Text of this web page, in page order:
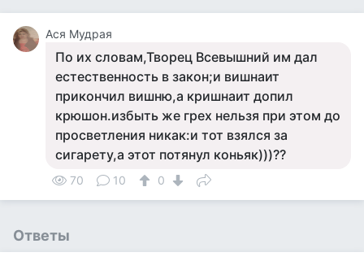
Ася Мудрая
По их словам,Творец Всевышний им дал
естественность в закон;и вишнаит
прикончил вишню,а кришнаит допил
крюшон.избыть же грех нельзя при этом до
просветления никак:и тот взялся за
сигарету,а этот потянул коньяк)))??
70 10 0
Ответы